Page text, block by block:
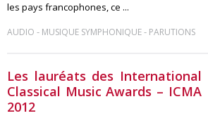
les pays francophones, ce ...
AUDIO - MUSIQUE SYMPHONIQUE- PARUTIONS
Les lauréats des International
Classical Music Awards – ICMA
2012